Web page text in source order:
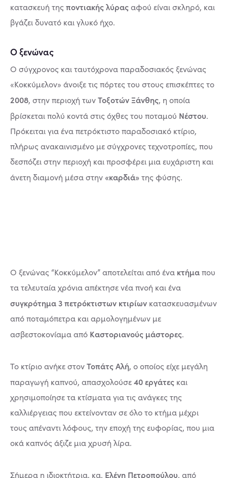
κατασκευή τηςποντιακής λύραςαφού είναι σκληρό, και
βγάζει δυνατό και γλυκό ήχο.
Ο ξενώνας
Ο σύγχρονος και ταυτόχρονα παραδοσιακός ξενώνας
«Κοκκύμελον» άνοιξε τις πόρτες του στους επισκέπτες το
2008, στην περιοχή τωνΤοξοτών Ξάνθης, η οποία
βρίσκεται πολύ κοντά στις όχθες του ποταμού Νέστου.
Πρόκειται για ένα πετρόκτιστο παραδοσιακό κτίριο,
πλήρως ανακαινισμένο με σύγχρονες τεχνοτροπίες, που
δεσπόζει στην περιοχή και προσφέρει μια ευχάριστη και
άνετη διαμονή μέσα στην «καρδιά»της φύσης.
Ο ξενώνας “Κοκκύμελον” αποτελείται από ένα κτήμαπου
τα τελευταία χρόνια απέκτησε νέα πνοή και ένα
συγκρότημα 3 πετρόκτιστων κτιρίων κατασκευασμένων
από ποταμόπετρα και αρμολογημένων με
ασβεστοκονίαμα από Καστοριανούς μάστορες.
Το κτίριο ανήκε στονΤοπάτς Αλή, ο οποίος είχε μεγάλη
παραγωγή καπνού, απασχολούσε40 εργάτες και
χρησιμοποίησε τα κτίσματα για τις ανάγκες της
καλλιέργειας που εκτείνονταν σε όλο το κτήμα μέχρι
τους απέναντι λόφους, την εποχή της ευφορίας, που μια
οκά καπνός άξιζε μια χρυσή λίρα.
Σήμερα η ιδιοκτήτρια, κα. Ελένη Πετροπούλου, από